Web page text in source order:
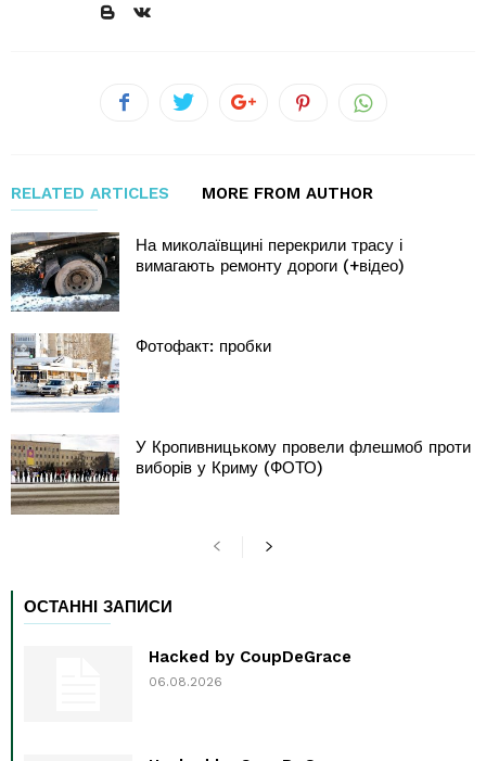
RELATED ARTICLES MORE FROM AUTHOR
На миколаївщині перекрили трасу і
вимагають ремонту дороги (+відео)
Фотофакт: пробки
У Кропивницькому провели флешмоб проти
виборів у Криму (ФОТО)
ОСТАННІ ЗАПИСИ
Hacked by CoupDeGrace
06.08.2026